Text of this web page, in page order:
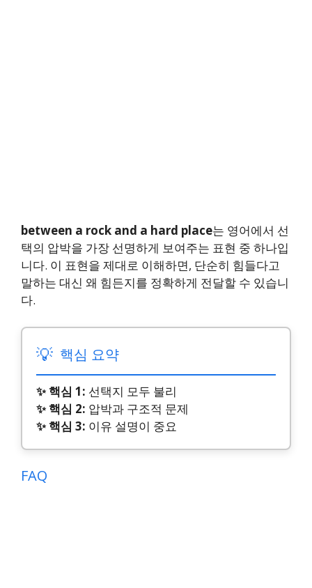
between a rock and a hard place는 영어에서 선
택의 압박을 가장 선명하게 보여주는 표현 중 하나입
니다. 이 표현을 제대로 이해하면, 단순히 힘들다고
말하는 대신 왜 힘든지를 정확하게 전달할 수 있습니
다.
💡 핵심 요약
✨ 핵심 1: 선택지 모두 불리
✨ 핵심 2: 압박과 구조적 문제
✨ 핵심 3: 이유 설명이 중요
FAQ